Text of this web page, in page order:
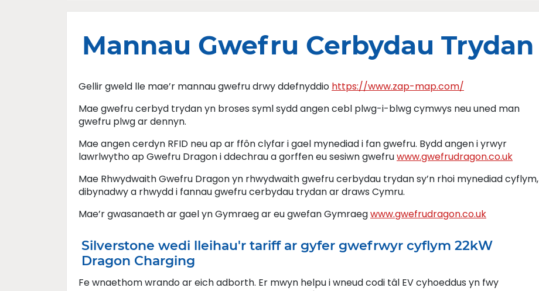
Mannau Gwefru Cerbydau Trydan
Gellir gweld lle mae’r mannau gwefru drwy ddefnyddio https://www.zap-map.com/
Mae gwefru cerbyd trydan yn broses syml sydd angen cebl plwg-i-blwg cymwys neu uned man
gwefru plwg ar dennyn.
Mae angen cerdyn RFID neu ap ar ffôn clyfar i gael mynediad i fan gwefru. Bydd angen i yrwyr
lawrlwytho ap Gwefru Dragon i ddechrau a gorffen eu sesiwn gwefruwww.gwefrudragon.co.uk
Mae Rhwydwaith Gwefru Dragon yn rhwydwaith gwefru cerbydau trydan sy’n rhoi mynediad cyflym,
dibynadwy a rhwydd i fannau gwefru cerbydau trydan ar draws Cymru.
Mae’r gwasanaeth ar gael yn Gymraeg ar eu gwefan Gymraegwww.gwefrudragon.co.uk
Silverstone wedi lleihau'r tariff ar gyfer gwefrwyr cyflym 22kW
Dragon Charging
Fe wnaethom wrando ar eich adborth. Er mwyn helpu i wneud codi tâl EV cyhoeddus yn fwy